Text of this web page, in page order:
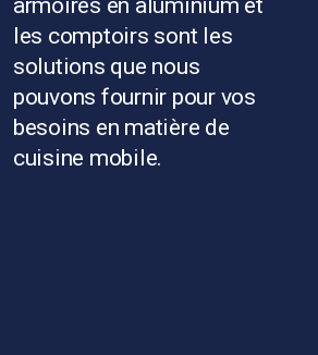
armoires en aluminium et
les comptoirs sont les
solutions que nous
pouvons fournir pour vos
besoins en matière de
cuisine mobile.